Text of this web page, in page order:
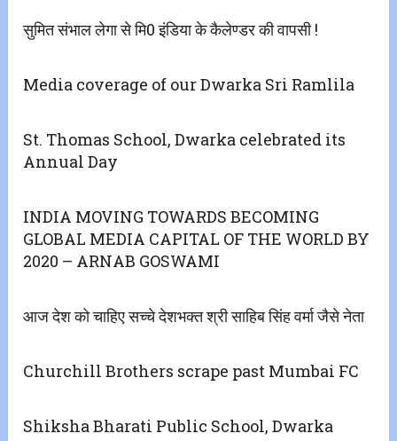
सुमित संभाल लेगा से मि0 इंडिया के कैलेण्डर की वापसी !
Media coverage of our Dwarka Sri Ramlila
St. Thomas School, Dwarka celebrated its
Annual Day
INDIA MOVING TOWARDS BECOMING
GLOBAL MEDIA CAPITAL OF THE WORLD BY
2020 – ARNAB GOSWAMI
आज देश को चाहिए सच्चे देशभक्त श्री साहिब सिंह वर्मा जैसे नेता
Churchill Brothers scrape past Mumbai FC
Shiksha Bharati Public School, Dwarka